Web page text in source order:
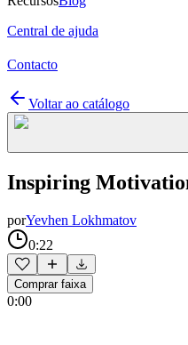
Central de ajuda
Contacto
Voltar ao catálogo
Inspiring
porYevhen Lokhmatov
0:22
Comprar faixa
0:00